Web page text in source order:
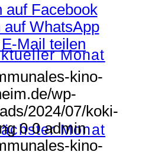
Monat
Monat
auf Facebook
auf WhatsApp
Mail teilen
kino-
wp-
2024/07/koki-
0 0 admin
kino-